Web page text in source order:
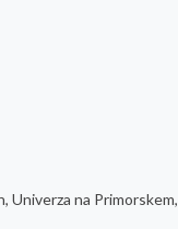
Univerza na Primorskem,